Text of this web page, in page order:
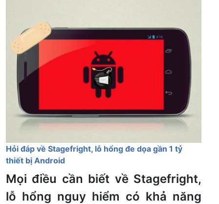
Hỏi đáp về Stagefright, lỗ hổng đe dọa gần 1 tỷ
thiết bị Android
Mọi điều cần biết về Stagefright,
lỗ hổng nguy hiểm có khả năng